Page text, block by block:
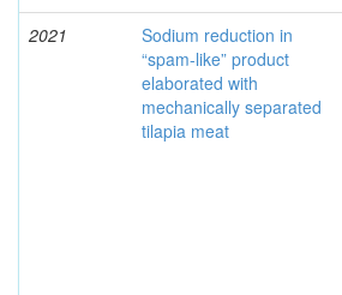
2021
Sodium reduction in
“spam-like” product
elaborated with
mechanically separated
tilapia meat